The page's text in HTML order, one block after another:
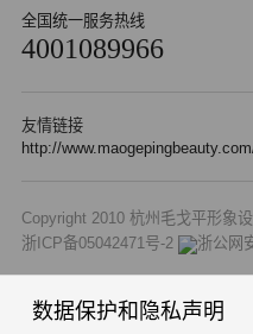
全国统一服务热线
4001089966
友情链接
http://
Copyright 2010 杭州毛戈平形象
浙ICP备05042471号-2
浙公网
数据保护和隐私声明